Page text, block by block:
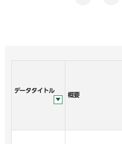
データタイトル
概要